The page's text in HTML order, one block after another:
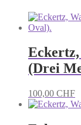
Eckertz,
(Drei
100,00 CHF